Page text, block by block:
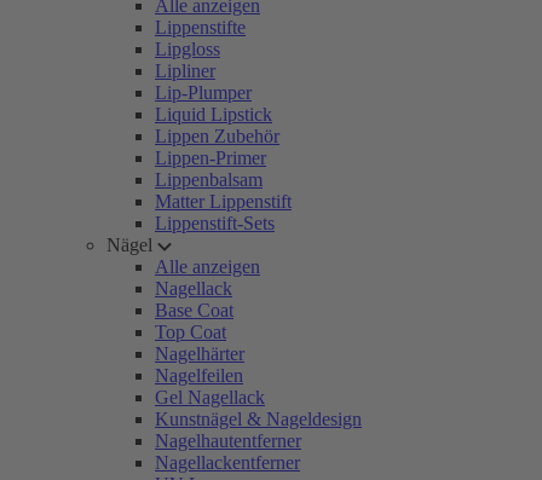
Alle anzeigen
Lippenstifte
Lipgloss
Lipliner
Lip-Plumper
Liquid Lipstick
Lippen Zubehör
Lippen-Primer
Lippenbalsam
Matter Lippenstift
Lippenstift-Sets
Nägel
Alle anzeigen
Nagellack
Base Coat
Top Coat
Nagelhärter
Nagelfeilen
Gel Nagellack
Kunstnägel & Nageldesign
Nagelhautentferner
Nagellackentferner